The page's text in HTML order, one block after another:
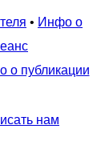
• Инфо о
о публикации
нам